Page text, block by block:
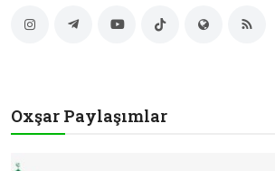
Oxşar Paylaşımlar